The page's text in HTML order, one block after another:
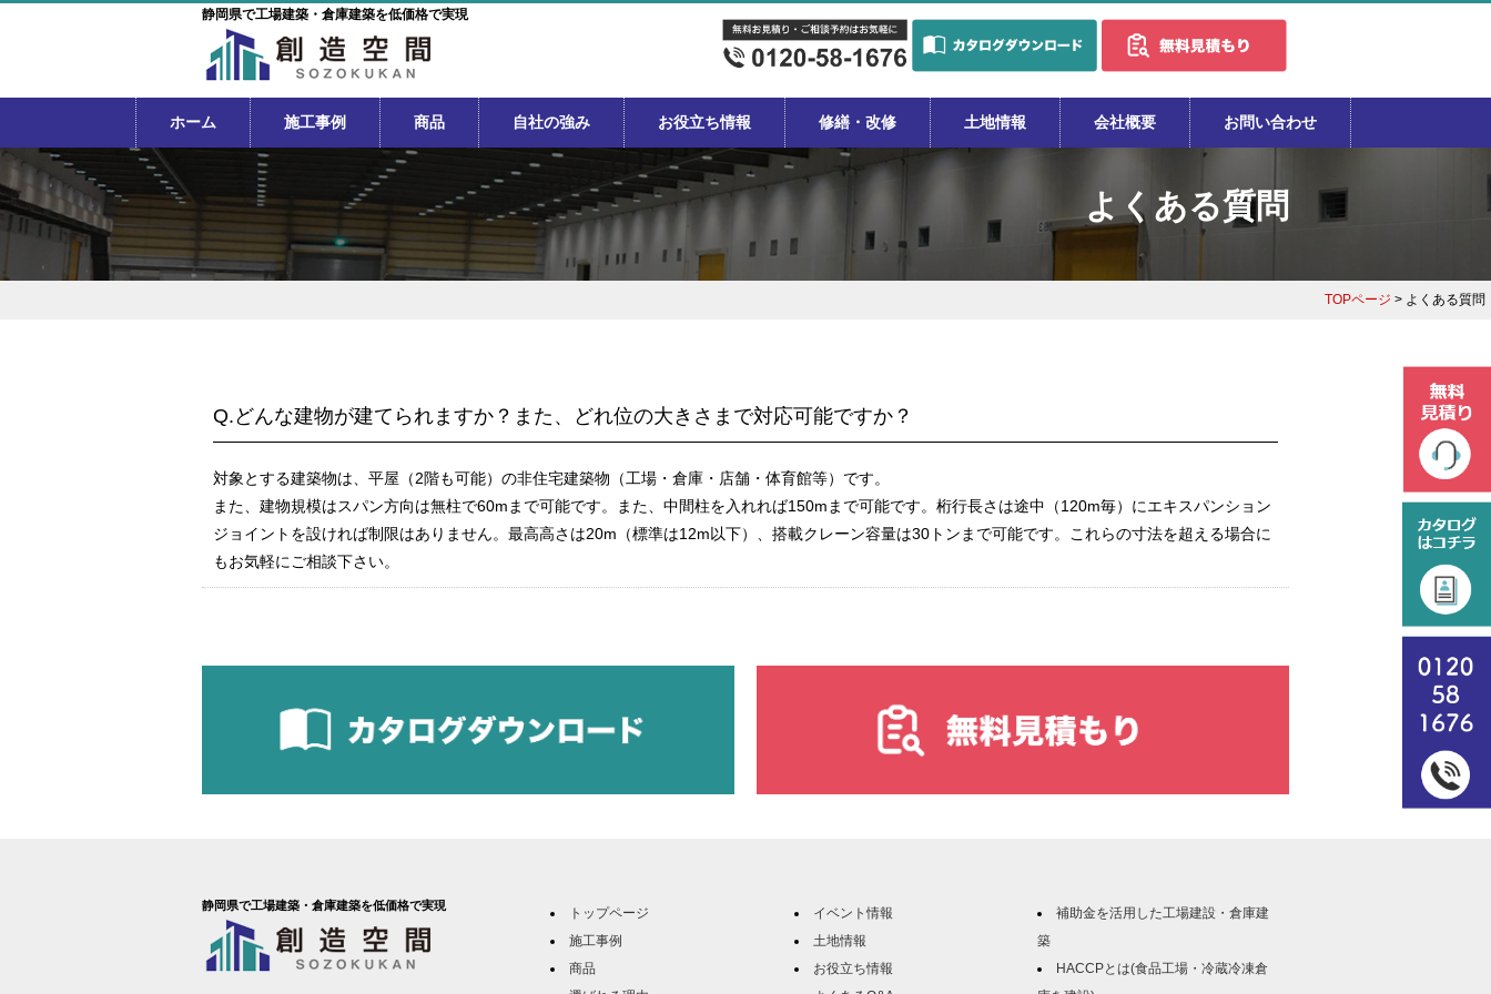
静岡県で工場建築・倉庫建築を低価格で実現
ホーム 施工事例 商品 自社の強み お役立ち情報 修繕・改修 土地情報 会社概要 お問い合わせ
よくある質問
TOPページ > よくある質問
Q.どんな建物が建てられますか？また、どれ位の大きさまで対応可能ですか？
対象とする建築物は、平屋（2階も可能）の非住宅建築物（工場・倉庫・店舗・体育館等）です。
また、建物規模はスパン方向は無柱で60mまで可能です。また、中間柱を入れれば150mまで可能です。桁行長さは途中（120m毎）にエキスパンション
ジョイントを設ければ制限はありません。最高高さは20m（標準は12m以下）、搭載クレーン容量は30トンまで可能です。これらの寸法を超える場合に
もお気軽にご相談下さい。
静岡県で工場建築・倉庫建築を低価格で実現
トップページ
施工事例
商品
イベント情報
土地情報
お役立ち情報
補助金を活用した工場建設・倉庫建
築
HACCPとは(食品工場・冷蔵冷凍倉